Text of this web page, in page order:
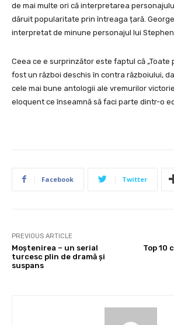
de mai multe ori că interpretarea
dăruit popularitate prin întreaga țară.
interpretat de minune personajul lui Stephen
Ceea ce e surprinzător este faptul că „Toate
fost un război deschis în contra războiului,
cele mai bune antologii ale vremurilor
eloquent ce înseamnă să faci parte dintr-o
Facebook Twitter
PREVIOUS ARTICLE
Moștenirea – un serial
turcesc plin de dramă și
suspans
Top 10